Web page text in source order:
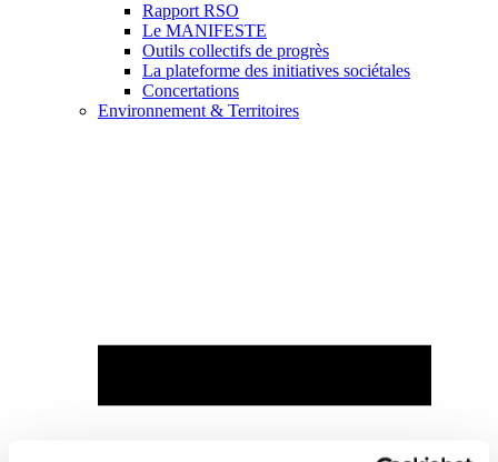
Rapport RSO
Le MANIFESTE
Outils collectifs de progrès
La plateforme des initiatives sociétales
Concertations
Environnement & Territoires